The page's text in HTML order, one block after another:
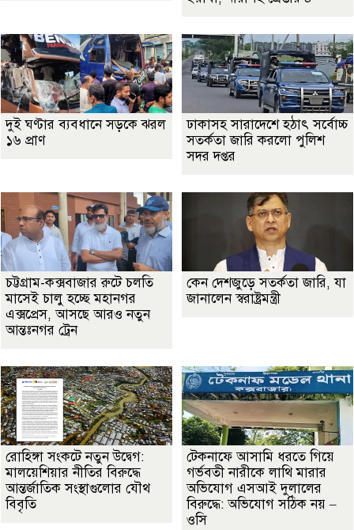
দুই ঘণ্টার ব্যবধানে সড়কে ঝরল
১৬ প্রাণ
ঢাকাসহ সারাদেশে হঠাৎ সর্বোচ্চ
সতর্কতা জা‌রি করলো পুলিশ
সদর দপ্তর
চট্টগ্রাম-কক্সবাজার রুটে চলতি
মাসেই চালু হচ্ছে মহানগর
এক্সপ্রেস, আসছে আরও নতুন
আন্তঃনগর ট্রেন
কেন দেশজুড়ে সতর্কতা জারি, যা
জানালেন স্বরাষ্ট্রমন্ত্রী
রোহিঙ্গা সংকটে নতুন উদ্বেগ:
মালয়েশিয়ার নীতির বিরুদ্ধে
আন্তর্জাতিক সংস্থাগুলোর যৌথ
বিবৃতি
টেকনাফে আসামি ধরতে গিয়ে
গর্ভবতী নারীকে লাথি মারার
অভিযোগ এসআই দুলালের
বিরুদ্ধে: অভিযোগ সঠিক নয় –
ওসি